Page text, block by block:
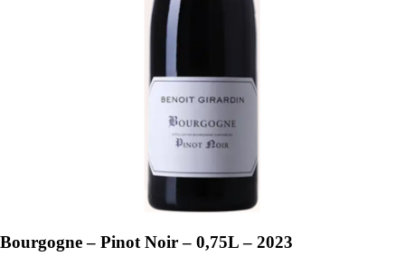
Bourgogne – Pinot Noir – 0,75L – 2023